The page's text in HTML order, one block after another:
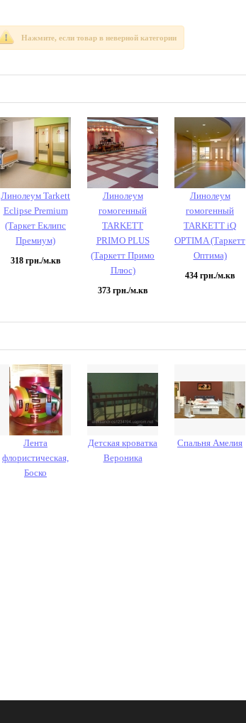
Нажмите, если товар в неверной категории
Линолеум Tarkett
Eclipse Premium
(Таркет Еклипс
Премиум)
318 грн./м.кв
Линолеум
гомогенный
TARKETT
PRIMO PLUS
(Таркетт Примо
Плюс)
373 грн./м.кв
Линолеум
гомогенный
TARKETT iQ
OPTIMA (Таркетт
Оптима)
434 грн./м.кв
Лента
флористическая,
Боско
Детская кроватка
Вероника
Спальня Амелия